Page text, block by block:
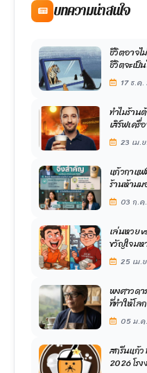
บทความน่าสนใจ
ชีวิตอาจไ
ชีวิตจะเป็
17 ธ.ค
ทำไมร้าน
เสิร์ฟเครื่
23 เม.
แก้วกาแ
ร้านห้ามม
03 ก.ค
เล่นหวย
ขวัญใจมห
25 เม.
พงศาวดา
ที่ทำให้โล
05 ม.
สกรีนแก้ว
2026 โร